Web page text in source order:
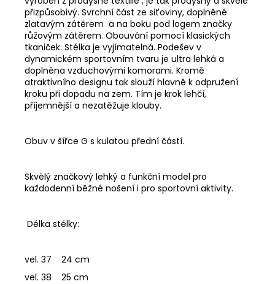
přizpůsobivý. Svrchní část ze siťoviny, doplněné
zlatavým zátěrem a na boku pod logem značky
růžovým zátěrem. Obouvání pomocí klasických
tkaniček. Stélka je vyjímatelná. Podešev v
dynamickém sportovním tvaru je ultra lehká a
doplněna vzduchovými komorami. Kromě
atraktivního designu tak slouží hlavně k odpružení
kroku při dopadu na zem. Tím je krok lehčí,
příjemnější a nezatěžuje klouby.
Obuv v šířce G s kulatou přední částí.
Skvělý značkový lehký a funkční model pro
každodenní běžné nošení i pro sportovní aktivity.
Délka stélky:
vel. 37 24 cm
vel. 38 25 cm